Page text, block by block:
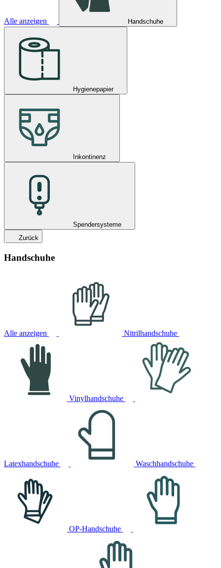
Alle anzeigen Handschuhe
Hygienepapier
Inkontinenz
Spendersysteme
Zurück
Handschuhe
Alle anzeigen Nitrilhandschuhe
Vinylhandschuhe
Latexhandschuhe Waschhandschuhe
OP-Handschuhe